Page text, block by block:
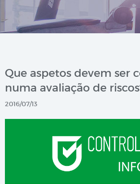
Que aspetos devem ser
numa avaliação de
2016/07/13